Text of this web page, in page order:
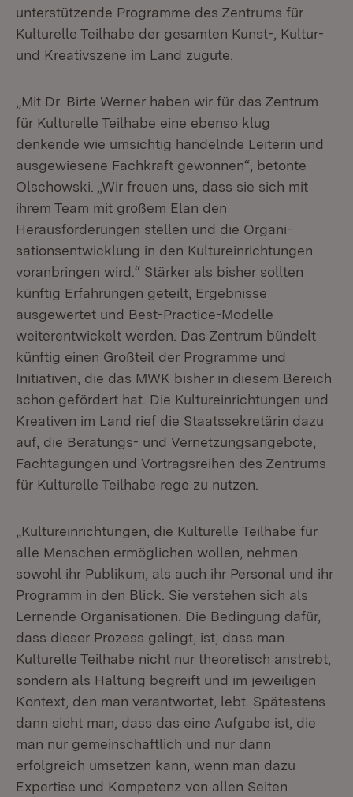
unterstützende Programme des Zentrums für
Kulturelle Teilhabe der gesamten Kunst-, Kultur-
und Kreativszene im Land zugute.
„Mit Dr. Birte Werner haben wir für das Zentrum
für Kulturelle Teilhabe eine ebenso klug
denkende wie umsichtig handelnde Leiterin und
ausgewiesene Fachkraft gewonnen“, betonte
Olschowski. „Wir freuen uns, dass sie sich mit
ihrem Team mit großem Elan den
Herausforderungen stellen und die Organi­
sationsentwicklung in den Kultureinrichtungen
voranbringen wird.“ Stärker als bisher sollten
künftig Erfahrungen geteilt, Ergebnisse
ausgewertet und Best-Practice-Modelle
weiterentwickelt werden. Das Zentrum bündelt
künftig einen Groß­teil der Programme und
Initiativen, die das MWK bisher in diesem Bereich
schon ge­fördert hat. Die Kultureinrichtungen und
Kreativen im Land rief die Staats­sekretärin dazu
auf, die Beratungs- und Vernetzungsangebote,
Fach­tagungen und Vortragsreihen des Zentrums
für Kulturelle Teilhabe rege zu nutzen.
„Kultureinrichtungen, die Kulturelle Teilhabe für
alle Menschen ermöglichen wollen, nehmen
sowohl ihr Publikum, als auch ihr Personal und ihr
Programm in den Blick. Sie verstehen sich als
Lernende Organisationen. Die Bedingung dafür,
dass dieser Prozess gelingt, ist, dass man
Kulturelle Teilhabe nicht nur theo­re­tisch anstrebt,
sondern als Haltung begreift und im jeweiligen
Kontext, den man verantwortet, lebt. Spätestens
dann sieht man, dass das eine Aufgabe ist, die
man nur gemeinschaftlich und nur dann
erfolgreich umsetzen kann, wenn man dazu
Expertise und Kompetenz von allen Seiten